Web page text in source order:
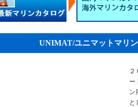
UNIMAT/ユニマットマリ
ー
ン
と